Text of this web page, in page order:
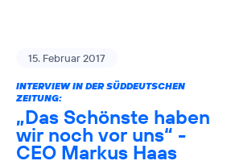
15. Februar 2017
INTERVIEW IN DER SÜDDEUTSCHEN
ZEITUNG:
„Das Schönste haben
wir noch vor uns“ -
CEO Markus Haas